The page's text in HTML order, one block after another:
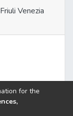
Venezia
for the